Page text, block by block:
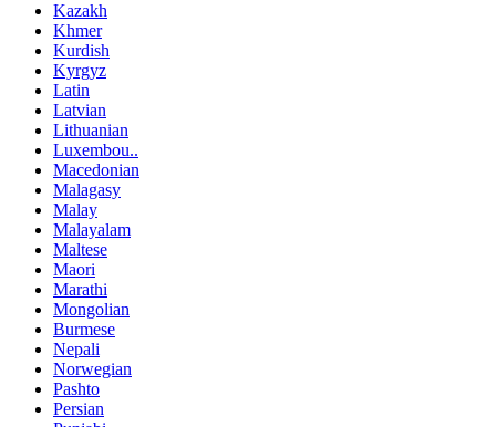
Kazakh
Khmer
Kurdish
Kyrgyz
Latin
Latvian
Lithuanian
Luxembou..
Macedonian
Malagasy
Malay
Malayalam
Maltese
Maori
Marathi
Mongolian
Burmese
Nepali
Norwegian
Pashto
Persian